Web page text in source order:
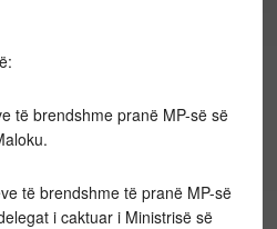
të brendshme pranë MP-së së
të brendshme të pranë MP-së
i caktuar i Ministrisë së